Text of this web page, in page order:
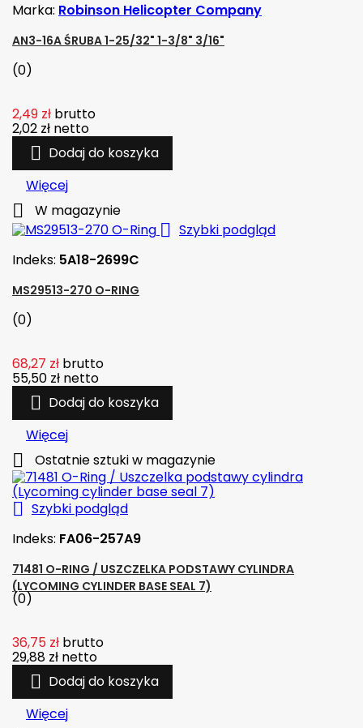
Marka: Robinson Helicopter Company
AN3-16A ŚRUBA 1-25/32" 1-3/8" 3/16"
(0)
2,49 zł brutto
2,02 zł netto
 Dodaj do koszyka
Więcej
 W magazynie
 Szybki podgląd
Indeks: 5A18-2699C
MS29513-270 O-RING
(0)
68,27 zł brutto
55,50 zł netto
 Dodaj do koszyka
Więcej
 Ostatnie sztuki w magazynie
 Szybki podgląd
Indeks: FA06-257A9
71481 O-RING / USZCZELKA PODSTAWY CYLINDRA
(LYCOMING CYLINDER BASE SEAL 7)
(0)
36,75 zł brutto
29,88 zł netto
 Dodaj do koszyka
Więcej